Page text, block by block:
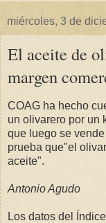
miércoles, 3 de
El aceite de
margen
COAG ha hecho
un olivarero por un
que luego se
prueba que"el
aceite".
Antonio Agudo
Los datos del